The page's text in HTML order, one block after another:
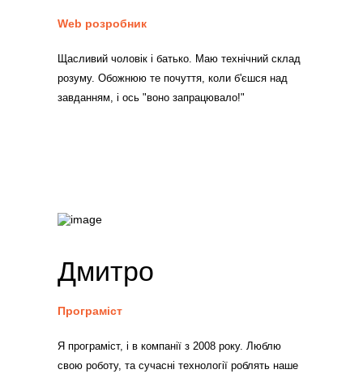
Web розробник
Щасливий чоловік і батько. Маю технічний склад
розуму. Обожнюю те почуття, коли б'єшся над
завданням, і ось "воно запрацювало!"
Дмитро
Програміст
Я програміст, і в компанії з 2008 року. Люблю
свою роботу, та сучасні технології роблять наше